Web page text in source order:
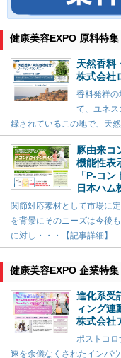
健康美容EXPO 原料特集
天然香料
株式会社
香料発祥の
て、ユネ
録されているこの地で、天
豚由来コ
機能性表
「P-コン
日本ハム
関節対応素材として市場に
を背景にそのニーズは今後
に対し・・・【記事詳細】
健康美容EXPO 企業特集
進化系受
ィング連
株式会社
ポストコ
速を余儀なくされたインバ